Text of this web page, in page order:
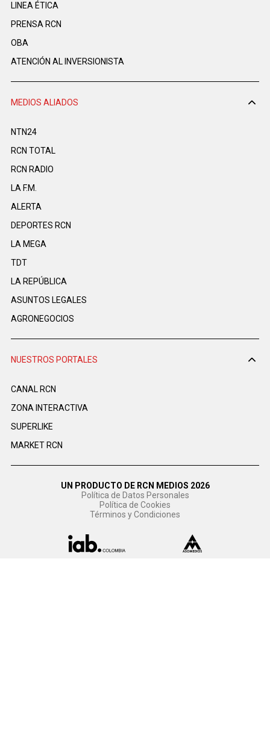
LINEA ÉTICA
PRENSA RCN
OBA
ATENCIÓN AL INVERSIONISTA
MEDIOS ALIADOS
NTN24
RCN TOTAL
RCN RADIO
LA F.M.
ALERTA
DEPORTES RCN
LA MEGA
TDT
LA REPÚBLICA
ASUNTOS LEGALES
AGRONEGOCIOS
NUESTROS PORTALES
CANAL RCN
ZONA INTERACTIVA
SUPERLIKE
MARKET RCN
UN PRODUCTO DE RCN MEDIOS 2026
Política de Datos Personales
Política de Cookies
Términos y Condiciones